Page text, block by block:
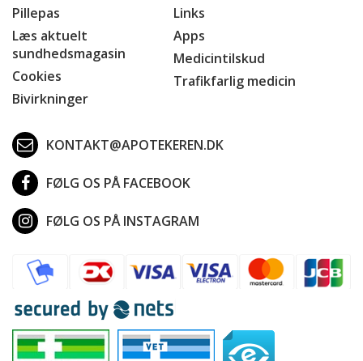
Pillepas
Læs aktuelt
sundhedsmagasin
Cookies
Bivirkninger
Links
Apps
Medicintilskud
Trafikfarlig medicin
KONTAKT@APOTEKEREN.DK
FØLG OS PÅ FACEBOOK
FØLG OS PÅ INSTAGRAM